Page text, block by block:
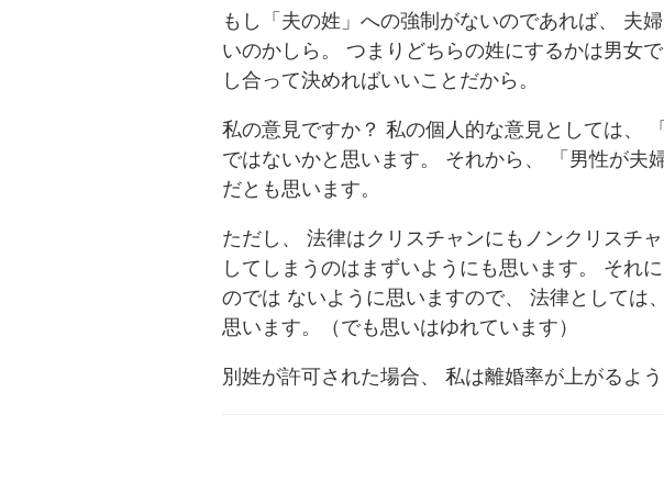
もし「夫の姓」への強制がないのであれば、 夫
いのかしら。 つまりどちらの姓にするかは男女
し合って決めればいいことだから。
私の意見ですか？ 私の個人的な意見としては、
ではないかと思います。 それから、 「男性が夫
だとも思います。
ただし、 法律はクリスチャンにもノンクリスチ
してしまうのはまずいようにも思います。 それ
のでは ないように思いますので、 法律としては
思います。（でも思いはゆれています）
別姓が許可された場合、 私は離婚率が上がるよ